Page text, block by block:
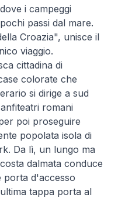
i campeggi
passi dal mare.
Croazia", unisce il
viaggio.
cittadina di
colorate che
si dirige a sud
romani
poi proseguire
popolata isola di
Da lì, un lungo ma
dalmata conduce
porta d'accesso
tappa porta al